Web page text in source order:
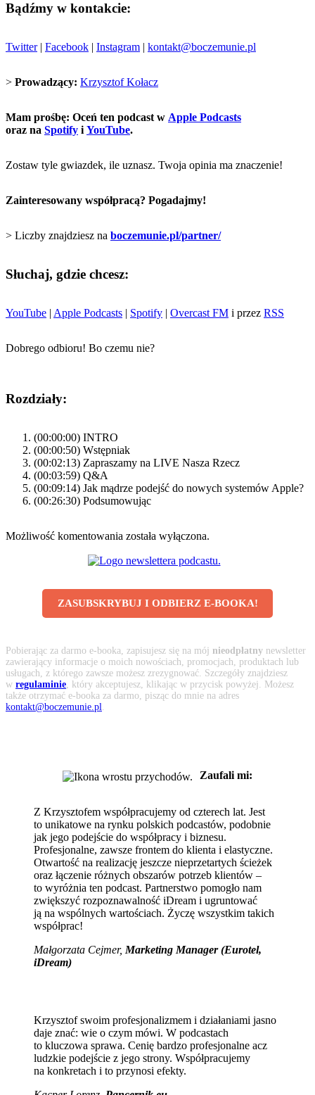
Bądźmy w kontakcie:
Twitter| Facebook | Instagram | kontakt@boczemunie.pl
> Prowadzący: Krzysztof Kołacz
Mam prośbę: Oceń ten podcast w Apple Podcasts
oraz na Spotify i YouTube.
Zostaw tyle gwiazdek, ile uznasz. Twoja opinia ma znaczenie!
Zainteresowany współpracą? Pogadajmy!
> Liczby znajdziesz na boczemunie.pl/partner/
Słuchaj, gdzie chcesz:
YouTube | Apple Podcasts | Spotify | Overcast FM i przez RSS
Dobrego odbioru! Bo czemu nie?
Rozdziały:
(00:00:00) INTRO
(00:00:50) Wstępniak
(00:02:13) Zapraszamy na LIVE Nasza Rzecz
(00:03:59) Q&A
(00:09:14) Jak mądrze podejść do nowych systemów Apple?
(00:26:30) Podsumowując
Możliwość komentowania została wyłączona.
ZASUBSKRYBUJ I ODBIERZ E-BOOKA!
Pobierając za darmo e-booka, zapisujesz się na mój nieodpłatny newsletter
zawierający informacje o moich nowościach, promocjach, produktach lub
usługach, z którego zawsze możesz zrezygnować. Szczegóły znajdziesz
w regulaminie, który akceptujesz, klikając w przycisk powyżej. Możesz
także otrzymać e-booka za darmo, pisząc do mnie na adres
kontakt@boczemunie.pl.
Zaufali mi:
Z Krzysztofem współpracujemy od czterech lat. Jest
to unikatowe na rynku polskich podcastów, podobnie
jak jego podejście do współpracy i biznesu.
Profesjonalne, zawsze frontem do klienta i elastyczne.
Otwartość na realizację jeszcze nieprzetartych ścieżek
oraz łączenie różnych obszarów potrzeb klientów –
to wyróżnia ten podcast. Partnerstwo pomogło nam
zwiększyć rozpoznawalność iDream i ugruntować
ją na wspólnych wartościach. Życzę wszystkim takich
współprac!
Małgorzata Cejmer, Marketing Manager (Eurotel,
iDream)
Krzysztof swoim profesjonalizmem i działaniami jasno
daje znać: wie o czym mówi. W podcastach
to kluczowa sprawa. Cenię bardzo profesjonalne acz
ludzkie podejście z jego strony. Współpracujemy
na konkretach i to przynosi efekty.